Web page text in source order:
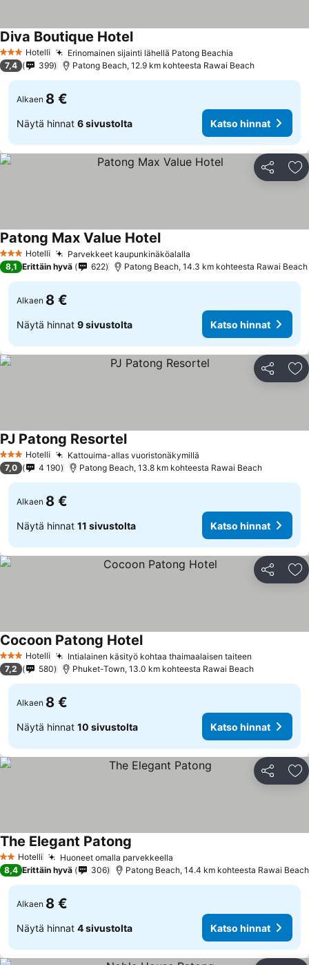
3 Tähtiluokitus
Hotelli Erinomainen sijainti lähellä Patong Beachia
Diva Boutique Hotel
7,4 399 Patong Beach, 12.9 km kohteesta Rawai Beach
Alkaen 8 €
Näytä hinnat 6 sivustolta Katso hinnat
Jaa
3 Tähtiluokitus
Hotelli Parvekkeet kaupunkinäköalalla
Patong Max Value Hotel
8,1 Erittäin hyvä 622 Patong Beach, 14.3 km kohteesta Rawai Beach
Alkaen 8 €
Näytä hinnat 9 sivustolta Katso hinnat
Jaa
3 Tähtiluokitus
Hotelli Kattouima-allas vuoristonäkymillä
PJ Patong Resortel
7,0 4 190 Patong Beach, 13.8 km kohteesta Rawai Beach
Alkaen 8 €
Näytä hinnat 11 sivustolta Katso hinnat
Jaa
3 Tähtiluokitus
Hotelli Intialainen käsityö kohtaa thaimaalaisen taiteen
Cocoon Patong Hotel
7,2 580 Phuket-Town, 13.0 km kohteesta Rawai Beach
Alkaen 8 €
Näytä hinnat 10 sivustolta Katso hinnat
Jaa
2 Tähtiluokitus
Hotelli Huoneet omalla parvekkeella
The Elegant Patong
8,4 Erittäin hyvä 306 Patong Beach, 14.4 km kohteesta Rawai Beach
Alkaen 8 €
Näytä hinnat 4 sivustolta Katso hinnat